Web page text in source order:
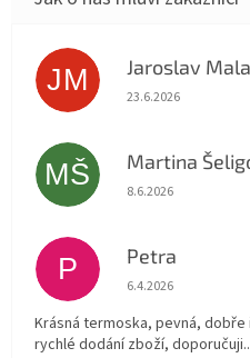
JM Jaroslav
Hodnocení
23.6.2026
MŠ Martina
Hodnocení
8.6.2026
P Petra
Hodnocení
6.4.2026
Krásná termoska, pevná,
rychlé dodání zboží,